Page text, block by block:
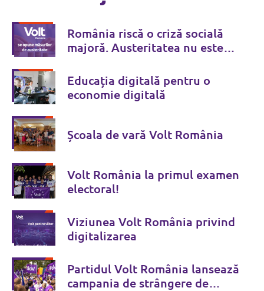
România riscă o criză socială
majoră. Austeritatea nu este
Educația digitală pentru o
economie digitală
Școala de vară Volt România
Volt România la primul examen
electoral!
Viziunea Volt România privind
digitalizarea
Partidul Volt România lansează
campania de strângere de